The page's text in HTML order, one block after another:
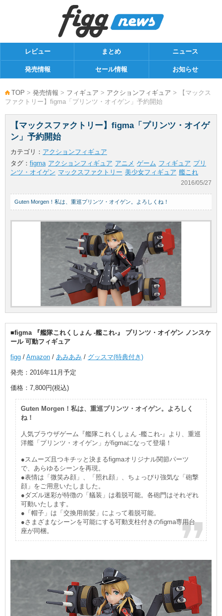
レビュー まとめ ニュース
発売情報 セール情報 お知らせ
TOP > 発売情報 > フィギュア > アクションフィギュア > 【マックス
ファクトリー】figma「プリンツ・オイゲン」予約開始
【マックスファクトリー】figma「プリンツ・オイゲ
ン」予約開始
カテゴリ： アクションフィギュア
タグ： figma アクションフィギュア アニメ ゲーム フィギュア プリ
ンツ・オイゲン マックスファクトリー 美少女フィギュア 艦これ
2016/05/27
Guten Morgen！私は、重巡プリンツ・オイゲン。よろしくね！
■figma 『艦隊これくしょん -艦これ-』 プリンツ・オイゲン ノンスケ
ール 可動フィギュア
figg / Amazon / あみあみ / グッスマ(特典付き)
発売：2016年11月予定
価格：7,800円(税込)
Guten Morgen！私は、重巡プリンツ・オイゲン。よろしく
ね！
人気ブラウザゲーム『艦隊これくしょん -艦これ-』より、重巡
洋艦「プリンツ・オイゲン」がfigmaになって登場！
●スムーズ且つキチッと決まるfigmaオリジナル関節パーツ
で、あらゆるシーンを再現。
●表情は「微笑み顔」、「照れ顔」、ちょっぴり強気な「砲撃
顔」をご用意いたしました。
●ダズル迷彩が特徴の「艤装」は着脱可能。各砲門はそれぞれ
可動いたします。
●「帽子」は「交換用前髪」によって着脱可能。
●さまざまなシーンを可能にする可動支柱付きのfigma専用台
座が同梱。